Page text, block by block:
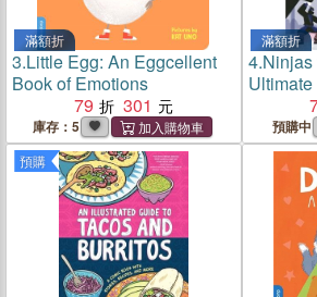
滿額折
3.Little Egg: An Eggcellent
Book of Emotions
79
301
庫存：5
滿額折
4.Ninjas
預購中
預購